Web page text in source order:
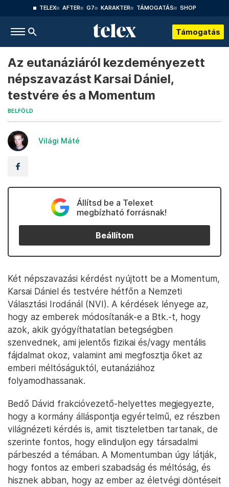
TELEX AFTER G7 KARAKTER TÁMOGATÁS SHOP
Támogatás
Az eutanáziáról kezdeményezett
népszavazást Karsai Dániel,
testvére és a Momentum
BELFÖLD
Világi Máté
Állítsd be a Telexet
megbízható forrásnak!
Beállítom
Két népszavazási kérdést nyújtott be a Momentum,
Karsai Dániel és testvére hétfőn a Nemzeti
Választási Irodánál (NVI). A kérdések lényege az,
hogy az emberek módosítanák-e a Btk.-t, hogy
azok, akik gyógyíthatatlan betegségben
szenvednek, ami jelentős fizikai és/vagy mentális
fájdalmat okoz, valamint ami megfosztja őket az
emberi méltóságuktól, eutanáziához
folyamodhassanak.
Bedő Dávid frakcióvezető-helyettes megjegyezte,
hogy a kormány álláspontja egyértelmű, ez részben
világnézeti kérdés is, amit tiszteletben tartanak, de
szerinte fontos, hogy elinduljon egy társadalmi
párbeszéd a témában. A Momentumban úgy látják,
hogy fontos az emberi szabadság és méltóság, és
hisznek abban, hogy az ember az életvégi döntéseit